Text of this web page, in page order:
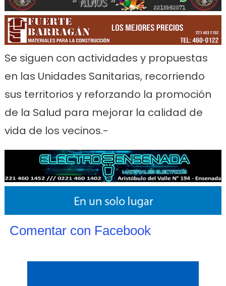
Se siguen con actividades y propuestas
en las Unidades Sanitarias, recorriendo
sus territorios y reforzando la promoción
de la Salud para mejorar la calidad de
vida de los vecinos.-
Comentar con Facebook